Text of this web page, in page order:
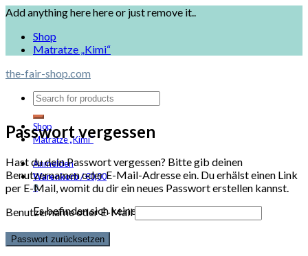
Add anything here here or just remove it..
Shop
Matratze „Kimi“
the-fair-shop.com
Shop
Matratze „Kimi“
Anmelden
Warenkorb/€0,00
0
Es befinden sich keine Produkte im Warenkorb.
Passwort vergessen
Hast du dein Passwort vergessen? Bitte gib deinen
Benutzernamen oder E-Mail-Adresse ein. Du erhälst einen Link
per E-Mail, womit du dir ein neues Passwort erstellen kannst.
Benutzername oder E-Mail